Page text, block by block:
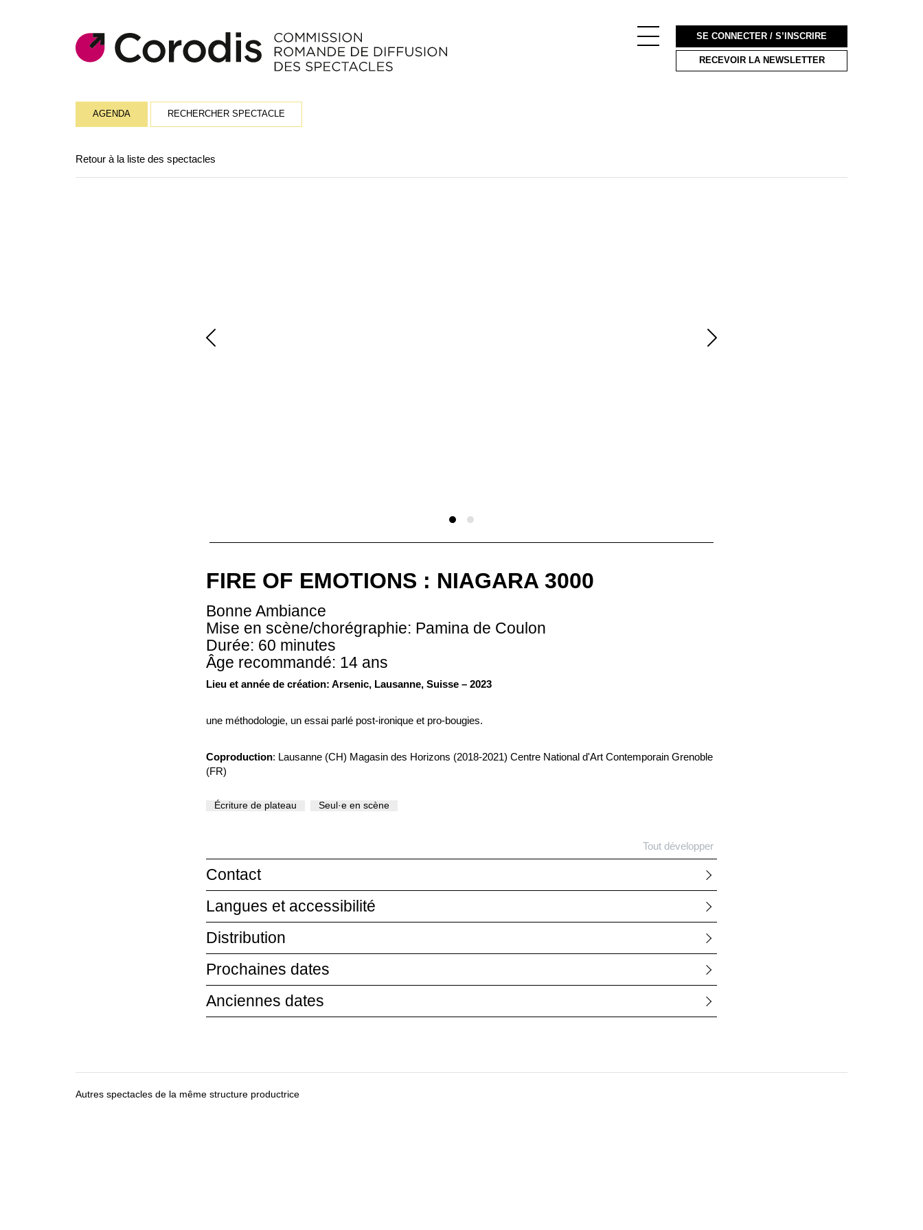
SE CONNECTER / S’INSCRIRE
RECEVOIR LA NEWSLETTER
AGENDA RECHERCHER SPECTACLE
Retour à la liste des spectacles
Previous Next
FIRE OF EMOTIONS : NIAGARA 3000
Bonne Ambiance
Mise en scène/chorégraphie: Pamina de Coulon
Durée: 60 minutes
Âge recommandé: 14 ans
Lieu et année de création: Arsenic, Lausanne, Suisse – 2023
une méthodologie, un essai parlé post-ironique et pro-bougies.
Coproduction: Lausanne (CH) Magasin des Horizons (2018-2021) Centre National d'Art Contemporain Grenoble
(FR)
Écriture de plateau Seul·e en scène
Tout développer
Contact
Langues et accessibilité
Distribution
Prochaines dates
Anciennes dates
Autres spectacles de la même structure productrice